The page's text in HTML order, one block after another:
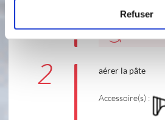
Refuser
5min
2 aérer la pâte
Accessoire(s) :